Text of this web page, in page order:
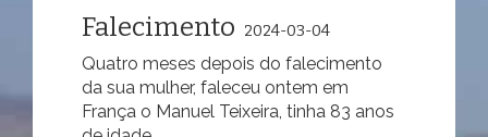
Falecimento 2024-03-04
Quatro meses depois do falecimento
da sua mulher, faleceu ontem em
França o Manuel Teixeira, tinha 83 anos